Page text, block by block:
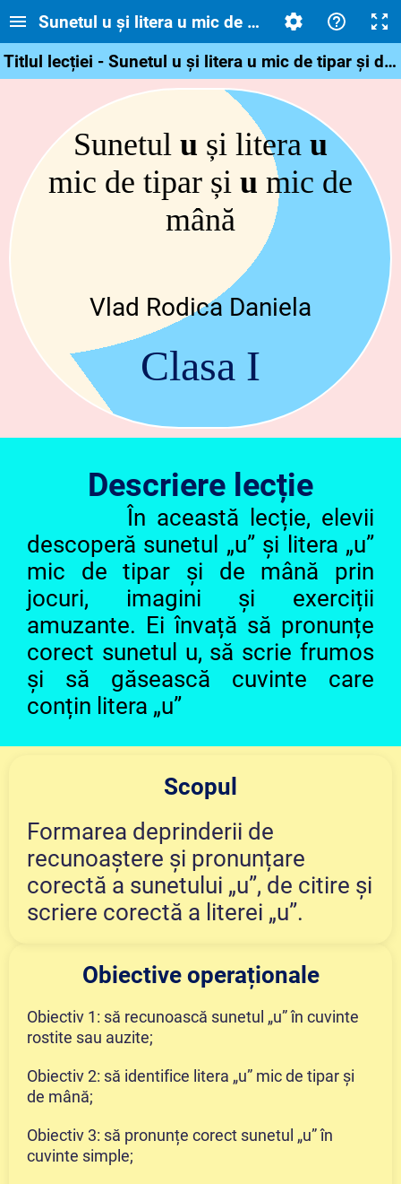
Sunetul u și litera u mic de tipar și de mână
Titlul lecției - Sunetul u și litera u mic de tipar și de mână
Sunetul u și litera u
mic de tipar și u mic de
mână
Vlad Rodica Daniela
Clasa I
Descriere lecție
În această lecție, elevii
descoperă sunetul „u” și litera „u”
mic de tipar și de mână prin
jocuri, imagini și exerciții
amuzante. Ei învață să pronunțe
corect sunetul u, să scrie frumos
și să găsească cuvinte care
conțin litera „u”
Scopul
Formarea deprinderii de
recunoaștere și pronunțare
corectă a sunetului „u”, de citire și
scriere corectă a literei „u”.
Obiective operaționale
Obiectiv 1: să recunoască sunetul „u” în cuvinte
rostite sau auzite;
Obiectiv 2: să identifice litera „u” mic de tipar și
de mână;
Obiectiv 3: să pronunțe corect sunetul „u” în
cuvinte simple;